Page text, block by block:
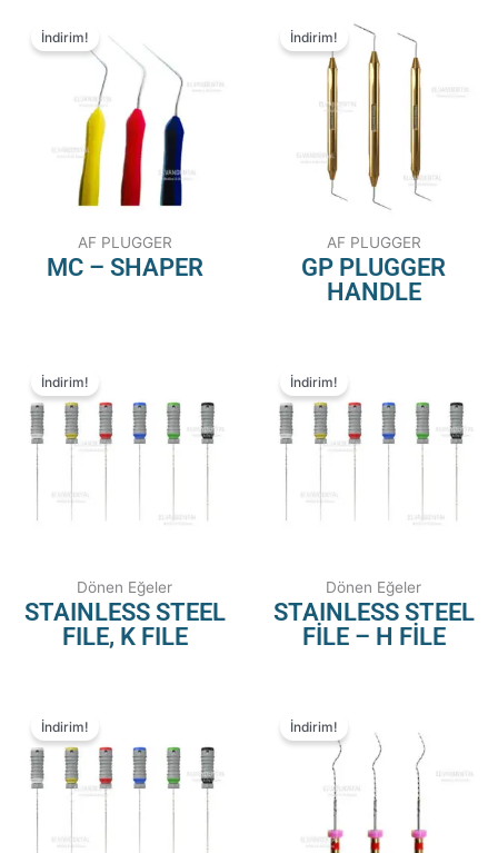
İndirim!
AF PLUGGER
MC – SHAPER
İndirim!
AF PLUGGER
GP PLUGGER
HANDLE
İndirim!
Dönen Eğeler
STAINLESS STEEL
FILE, K FILE
İndirim!
Dönen Eğeler
STAINLESS STEEL
FİLE – H FİLE
İndirim! İndirim!